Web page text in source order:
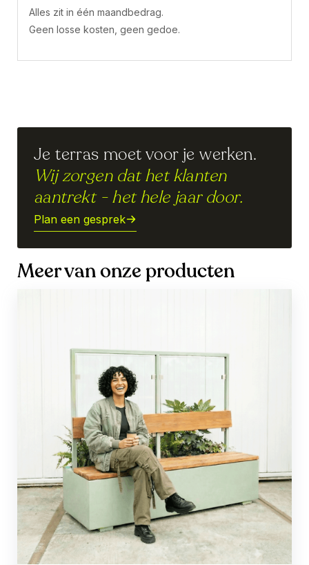
Alles zit in één maandbedrag.
Geen losse kosten, geen gedoe.
Je terras moet voor je werken.
Wij zorgen dat het klanten
aantrekt - het hele jaar door.
Plan een gesprek
Meer van onze producten